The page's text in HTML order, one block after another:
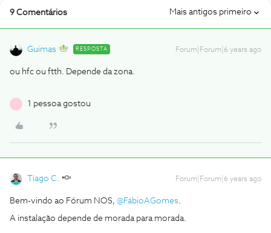
9 Comentários Mais antigos primeiro
Guimas RESPOSTA Forum|Forum|6 years ago
ou hfc ou ftth. Depende da zona.
1 pessoa gostou
Tiago C. Forum|Forum|6 years ago
Bem-vindo ao Fórum NOS, @FábioAGomes.
A instalação depende de morada para morada.